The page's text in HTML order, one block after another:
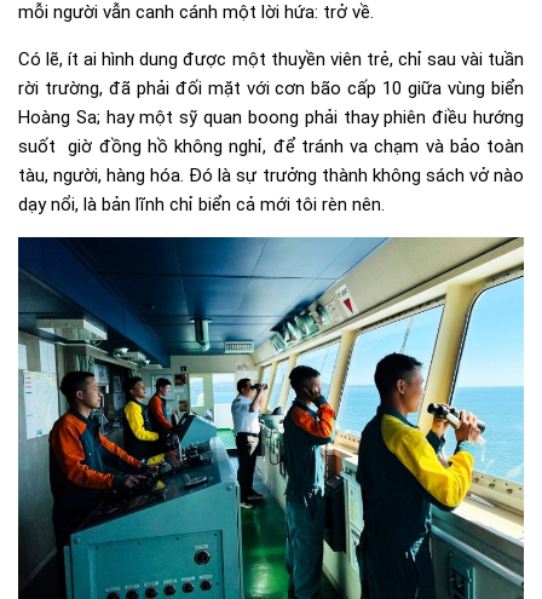
mỗi người vẫn canh cánh một lời hứa: trở về.
Có lẽ, ít ai hình dung được một thuyền viên trẻ, chỉ sau vài tuần
rời trường, đã phải đối mặt với cơn bão cấp 10 giữa vùng biển
Hoàng Sa; hay một sỹ quan boong phải thay phiên điều hướng
suốt giờ đồng hồ không nghỉ, để tránh va chạm và bảo toàn
tàu, người, hàng hóa. Đó là sự trưởng thành không sách vở nào
dạy nổi, là bản lĩnh chỉ biển cả mới tôi rèn nên.